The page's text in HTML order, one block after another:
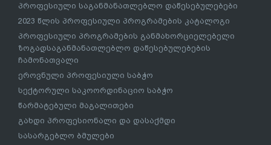
პროფესიული საგანმანათლებლო დაწესებულებები
2023 წლის პროფესიული პროგრამების კატალოგი
პროფესიული პროგრამების განმახორციელებელი
ზოგადსაგანმანათლებლო დაწესებულებების
ჩამონათვალი
ეროვნული პროფესიული საბჭო
სექტორული საკოორდინაციო საბჭო
წარმატებული მაგალითები
გახდი პროფესიონალი და დასაქმდი
სასარგებლო ბმულები